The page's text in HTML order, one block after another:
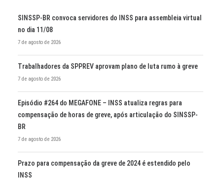
SINSSP-BR convoca servidores do INSS para assembleia virtual
no dia 11/08
7 de agosto de 2026
Trabalhadores da SPPREV aprovam plano de luta rumo à greve
7 de agosto de 2026
Episódio #264 do MEGAFONE – INSS atualiza regras para
compensação de horas de greve, após articulação do SINSSP-
BR
7 de agosto de 2026
Prazo para compensação da greve de 2024 é estendido pelo
INSS